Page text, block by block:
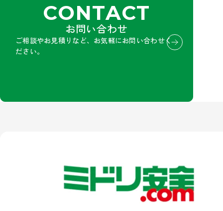
CONTACT
お問い合わせ
ご相談やお見積りなど、お気軽にお問い合わせく
ださい。